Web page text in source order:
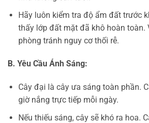
Hãy luôn kiểm tra độ ẩm đất trước
thấy lớp đất mặt đã khô hoàn toàn.
phòng tránh nguy cơ thối rễ.
B. Yêu Cầu Ánh Sáng:
Cây đại là cây ưa sáng toàn phần.
giờ nắng trực tiếp mỗi ngày.
Nếu thiếu sáng, cây sẽ khó ra hoa.